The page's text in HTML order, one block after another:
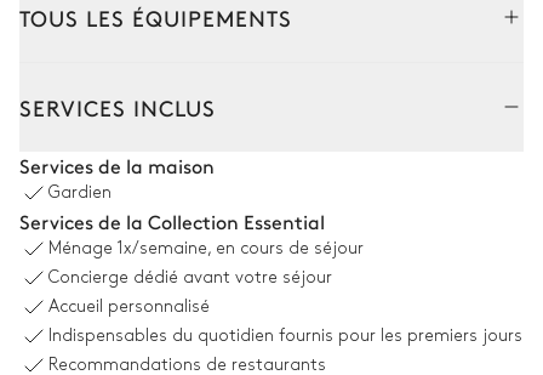
TOUS LES ÉQUIPEMENTS
À débordement ·
Hydromassage
Non chauffée · Au chlore
Dimensions : L = 10m, l = 5m,
profondeur = 0,4m / 1,5m
2 Douches extérieures
SERVICES INCLUS
Services de la maison
Gardien
Services de la Collection Essential
Ménage 1x/semaine, en cours de séjour
Concierge dédié avant votre séjour
Accueil personnalisé
Indispensables du quotidien fournis pour les premiers jours
Recommandations de restaurants